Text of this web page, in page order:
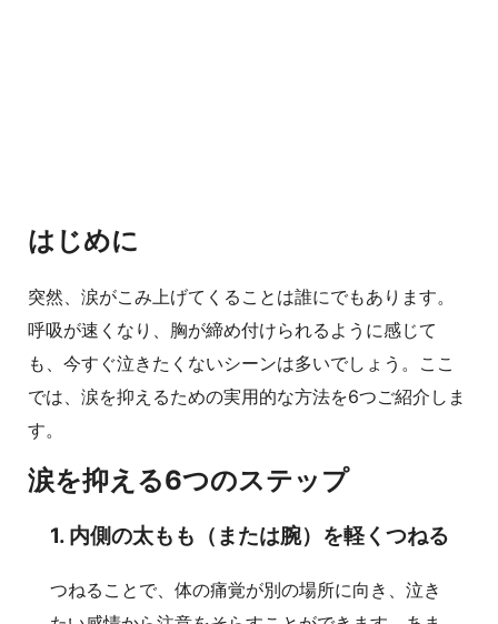
はじめに
突然、涙がこみ上げてくることは誰にでもあります。
呼吸が速くなり、胸が締め付けられるように感じて
も、今すぐ泣きたくないシーンは多いでしょう。ここ
では、涙を抑えるための実用的な方法を6つご紹介しま
す。
涙を抑える6つのステップ
1. 内側の太もも（または腕）を軽くつねる
つねることで、体の痛覚が別の場所に向き、泣き